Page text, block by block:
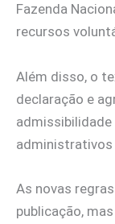
Fazenda
recursos
Além disso, o
declaração e
administrativos
As novas
publicação,